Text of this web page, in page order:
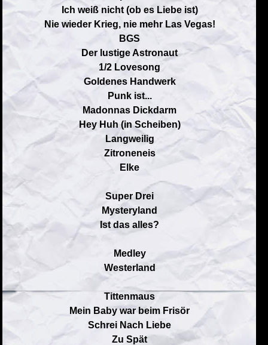
Ich weiß nicht (ob es Liebe ist)
Nie wieder Krieg, nie mehr Las Vegas!
BGS
Der lustige Astronaut
1/2 Lovesong
Goldenes Handwerk
Punk ist...
Madonnas Dickdarm
Hey Huh (in Scheiben)
Langweilig
Zitroneneis
Elke
Super Drei
Mysteryland
Ist das alles?
Medley
Westerland
Tittenmaus
Mein Baby war beim Frisör
Schrei Nach Liebe
Zu Spät